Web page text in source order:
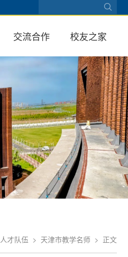
交流合作 校友之家
人才队伍 > 天津市教学名师 > 正文